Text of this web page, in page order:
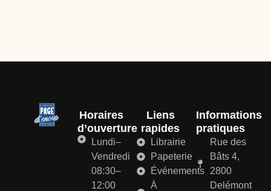
Horaires
d’ouverture
Lundi–
Vendredi
08:30–
12:00
Liens
rapides
Librairie
Papeterie
Événements
À
Informations
pratiques
Rue des
Bâts 4,
2800
Delémont